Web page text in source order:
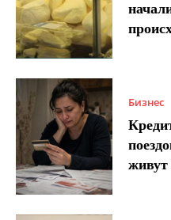
Бизнес
живут